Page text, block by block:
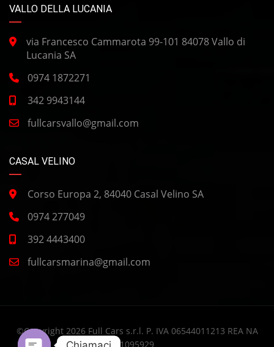
VALLO DELLA LUCANIA
via Francesco Cammarota 99-101 84078 Vallo di
Lucania SA
0974 1872271
342 9943144
fullcarsvallo@gmail.com
CASAL VELINO
Corso Europa 2, 84040 Casal Velino SA
0974 277049
392 4443400
fullcarsmarina@gmail.com
©Copyright 2026 Full Cars s.r.l. P. IVA 06544011213 REA NA
1095929